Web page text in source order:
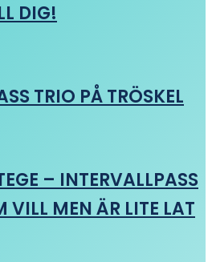
DIG!
TRIO PÅ TRÖSKEL
– INTERVALLPASS
VILL MEN ÄR LITE LAT